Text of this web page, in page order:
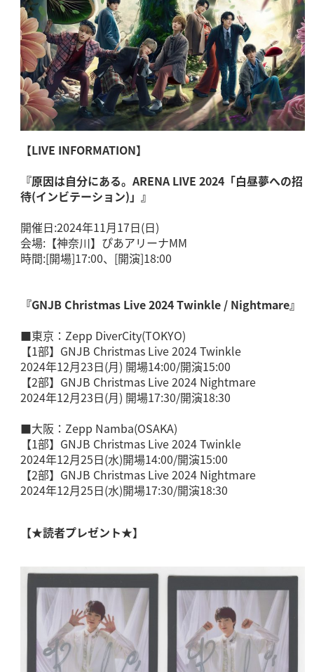
【LIVE INFORMATION】
『原因は自分にある。ARENA LIVE 2024「白昼夢への招
待(インビテーション)」』
開催日:2024年11月17日(日)
会場:【神奈川】ぴあアリーナMM
時間:[開場]17:00、[開演]18:00
『GNJB Christmas Live 2024 Twinkle / Nightmare』
■東京：Zepp DiverCity(TOKYO)
【1部】GNJB Christmas Live 2024 Twinkle
2024年12月23日(月) 開場14:00/開演15:00
【2部】GNJB Christmas Live 2024 Nightmare
2024年12月23日(月) 開場17:30/開演18:30
■大阪：Zepp Namba(OSAKA)
【1部】GNJB Christmas Live 2024 Twinkle
2024年12月25日(水)開場14:00/開演15:00
【2部】GNJB Christmas Live 2024 Nightmare
2024年12月25日(水)開場17:30/開演18:30
【★読者プレゼント★】